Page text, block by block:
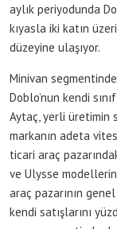
aylık periyodunda
kıyasla iki katın
düzeyine ulaşıyor.
Minivan
Doblo’nun kendi
Aytaç, yerli üretimin
markanın adeta
ticari araç
ve Ulysse
araç pazarının
kendi satışlarını